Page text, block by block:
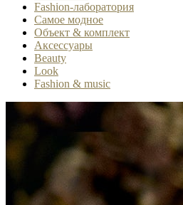
Fashion-лаборатория
Самое модное
Объект & комплект
Аксессуары
Beauty
Look
Fashion & music